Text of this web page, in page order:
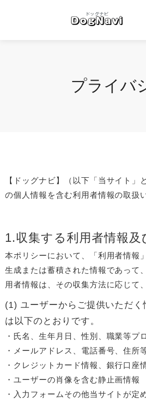
プライバ
【ドッグナビ】（以下「当サイト
の個人情報を含む利用者情報の取扱
1.収集する利用者情報及
本ポリシーにおいて、「利用者情報
生成または蓄積された情報であって
用者情報は、その収集方法に応じて
(1) ユーザーからご提供いただ
は以下のとおりです。
・氏名、生年月日、性別、職業等プ
・メールアドレス、電話番号、住所
・クレジットカード情報、銀行口
・ユーザーの肖像を含む静止画情報
・入力フォームその他当サイトが